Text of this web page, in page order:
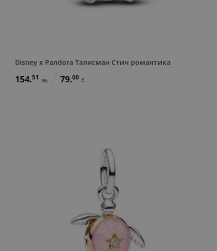
Disney x Pandora Талисман Стич романтика
154.51 лв. 79.00 €